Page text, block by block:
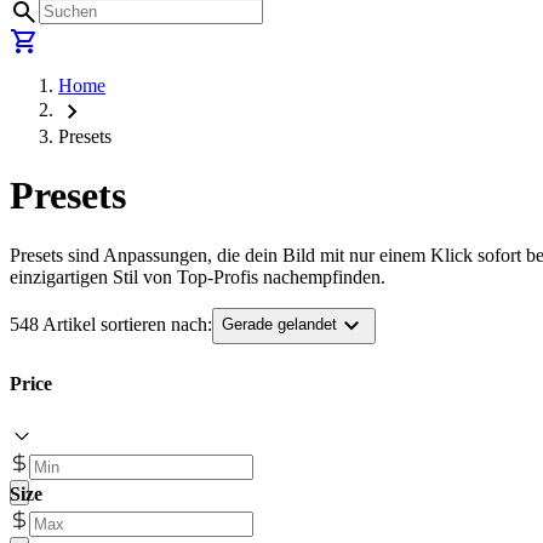
search
shopping_cart
Home
chevron_right
Presets
Presets
Presets sind Anpassungen, die dein Bild mit nur einem Klick sofort
einzigartigen Stil von Top-Profis nachempfinden.
548 Artikel sortieren nach: Gerade gelandet expand_more
Price
Size